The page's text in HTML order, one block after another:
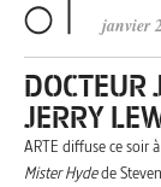
janvier
DOCTEUR
JERRY
ARTE diffuse ce soir
Mister Hydede